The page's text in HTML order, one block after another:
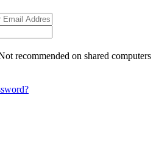
recommended on shared computers